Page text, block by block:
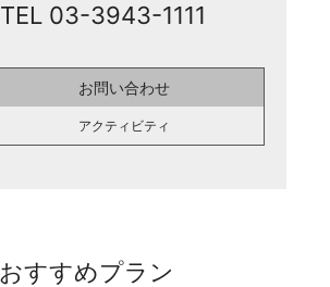
TEL 03-3943-1111
お問い合わせ
アクティビティ
おすすめプラン